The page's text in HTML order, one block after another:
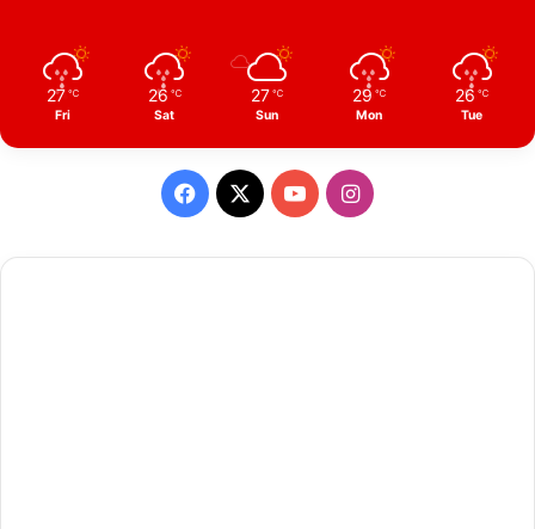
27 ℃
Fri
26 ℃
Sat
27 ℃
Sun
29 ℃
Mon
26 ℃
Tue
Facebook
X YouTubeInstagram